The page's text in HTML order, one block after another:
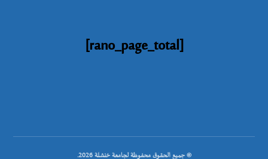
[rano_page_total]
© جميع الحقوق محفوظة لجامعة خنشلة 2026.